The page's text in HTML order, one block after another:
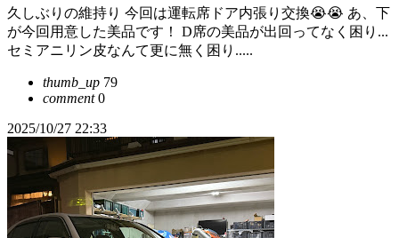
久しぶりの維持り 今回は運転席ドア内張り交換😭😭 あ、下
が今回用意した美品です！ D席の美品が出回ってなく困り...
セミアニリン皮なんて更に無く困り.....
thumb_up 79
comment0
2025/10/27 22:33